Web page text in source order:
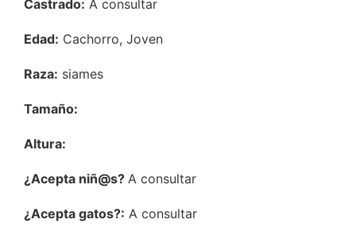
Castrado: A consultar
Edad: Cachorro, Joven
Raza: siames
Tamaño:
Altura:
¿Acepta niñ@s? A consultar
¿Acepta gatos?: A consultar